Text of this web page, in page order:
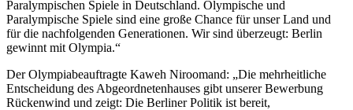
Paralympischen Spiele in Deutschland. Olympische und
Paralympische Spiele sind eine große Chance für unser Land und
für die nachfolgenden Generationen. Wir sind überzeugt: Berlin
gewinnt mit Olympia.“
Der Olympiabeauftragte Kaweh Niroomand: „Die mehrheitliche
Entscheidung des Abgeordnetenhauses gibt unserer Bewerbung
Rückenwind und zeigt: Die Berliner Politik ist bereit,